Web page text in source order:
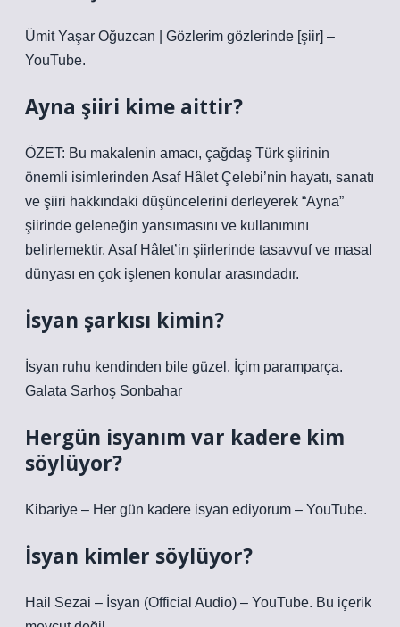
Ümit Yaşar Oğuzcan | Gözlerim gözlerinde [şiir] –
YouTube.
Ayna şiiri kime aittir?
ÖZET: Bu makalenin amacı, çağdaş Türk şiirinin
önemli isimlerinden Asaf Hâlet Çelebi’nin hayatı, sanatı
ve şiiri hakkındaki düşüncelerini derleyerek “Ayna”
şiirinde geleneğin yansımasını ve kullanımını
belirlemektir. Asaf Hâlet’in şiirlerinde tasavvuf ve masal
dünyası en çok işlenen konular arasındadır.
İsyan şarkısı kimin?
İsyan ruhu kendinden bile güzel. İçim paramparça.
Galata Sarhoş Sonbahar
Hergün isyanım var kadere kim
söylüyor?
Kibariye – Her gün kadere isyan ediyorum – YouTube.
İsyan kimler söylüyor?
Hail Sezai – İsyan (Official Audio) – YouTube. Bu içerik